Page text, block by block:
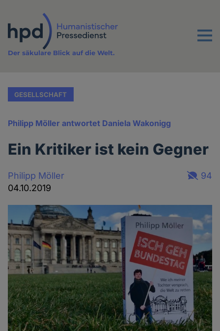
Inhalt
Menu
Der säkulare Blick auf die Welt.
GESELLSCHAFT
Philipp Möller antwortet Daniela Wakonigg
Ein Kritiker ist kein Gegner
Philipp Möller
04.10.2019
94